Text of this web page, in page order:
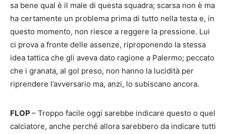
sa bene qual è il male di questa squadra; scarsa non è ma
ha certamente un problema prima di tutto nella testa e, in
questo momento, non riesce a reggere la pressione. Lui
ci prova a fronte delle assenze, riproponendo la stessa
idea tattica che gli aveva dato ragione a Palermo; peccato
che i granata, al gol preso, non hanno la lucidità per
riprendere l’avversario ma, anzi, lo subiscano ancora.
FLOP – Troppo facile oggi sarebbe indicare questo o quel
calciatore, anche perché allora sarebbero da indicare tutti